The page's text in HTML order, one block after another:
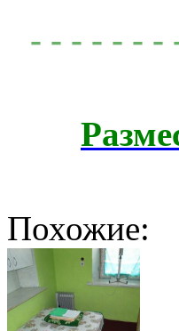
- - - - - - -
Похожие: